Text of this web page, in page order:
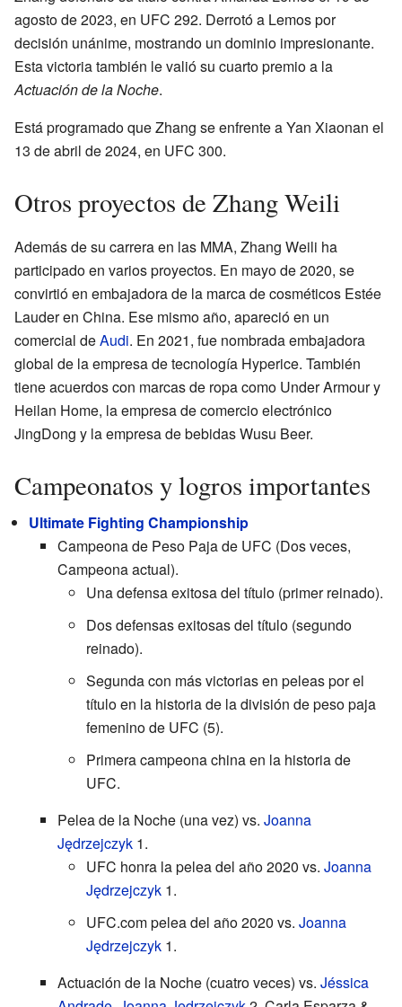
agosto de 2023, en UFC 292. Derrotó a Lemos por
decisión unánime, mostrando un dominio impresionante.
Esta victoria también le valió su cuarto premio a la
Actuación de la Noche.
Está programado que Zhang se enfrente a Yan Xiaonan el
13 de abril de 2024, en UFC 300.
Otros proyectos de Zhang Weili
Además de su carrera en las MMA, Zhang Weili ha
participado en varios proyectos. En mayo de 2020, se
convirtió en embajadora de la marca de cosméticos Estée
Lauder en China. Ese mismo año, apareció en un
comercial deAudi. En 2021, fue nombrada embajadora
global de la empresa de tecnología Hyperice. También
tiene acuerdos con marcas de ropa como Under Armour y
Heilan Home, la empresa de comercio electrónico
JingDong y la empresa de bebidas Wusu Beer.
Campeonatos y logros importantes
Ultimate Fighting Championship
Campeona de Peso Paja de UFC (Dos veces,
Campeona actual).
Una defensa exitosa del título (primer reinado).
Dos defensas exitosas del título (segundo
reinado).
Segunda con más victorias en peleas por el
título en la historia de la división de peso paja
femenino de UFC (5).
Primera campeona china en la historia de
UFC.
Pelea de la Noche (una vez) vs. Joanna
Jędrzejczyk 1.
UFC honra la pelea del año 2020 vs. Joanna
Jędrzejczyk 1.
UFC.com pelea del año 2020 vs. Joanna
Jędrzejczyk 1.
Actuación de la Noche (cuatro veces) vs. Jéssica